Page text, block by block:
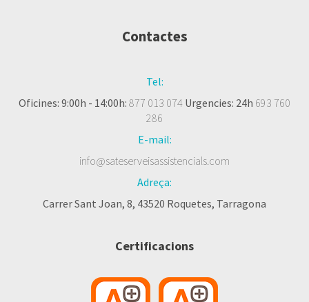
Contactes
Tel:
Oficines: 9:00h - 14:00h: 877 013 074 Urgencies: 24h 693 760
286
E-mail:
info@sateserveisassistencials.com
Adreça:
Carrer Sant Joan, 8, 43520 Roquetes, Tarragona
Certificacions